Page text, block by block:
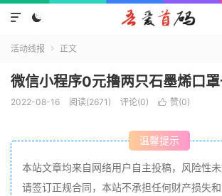


活动线报  正文
微信小程序0元撸两只石墨烯口
2022-08-16 阅读(2671) 评论(0)  赞(0)
温馨提示
本站文章均来自网络用户自主投稿，风险性
请签订正规合同，本站不承担任何财产损失和